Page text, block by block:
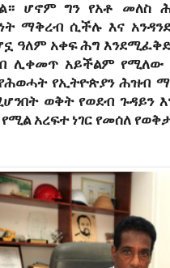
ሆኖም ግን የአቶ መለስ
ማቅረብ ሲችሉ እና
ዓለም አቀፍ ሕግ
ሊቀመጥ አይችልም የሚለው
የሕወሓት የኢትዮጵያን ሕዝብ
ወቅት የወደብ ጉዳይን
አረፍተ ነገር የመሰለ